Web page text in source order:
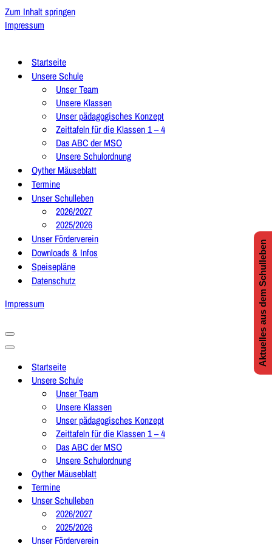
Zum Inhalt springen
Impressum
Startseite
Unsere Schule
Unser Team
Unsere Klassen
Unser pädagogisches Konzept
Zeittafeln für die Klassen 1 – 4
Das ABC der MSO
Unsere Schulordnung
Oyther Mäuseblatt
Termine
Unser Schulleben
2026/2027
2025/2026
Unser Förderverein
Downloads & Infos
Speisepläne
Datenschutz
Impressum
Navigationsmenü
Navigationsmenü
Startseite
Unsere Schule
Unser Team
Unsere Klassen
Unser pädagogisches Konzept
Zeittafeln für die Klassen 1 – 4
Das ABC der MSO
Unsere Schulordnung
Oyther Mäuseblatt
Termine
Unser Schulleben
2026/2027
2025/2026
Unser Förderverein
Aktuelles aus dem Schulleben